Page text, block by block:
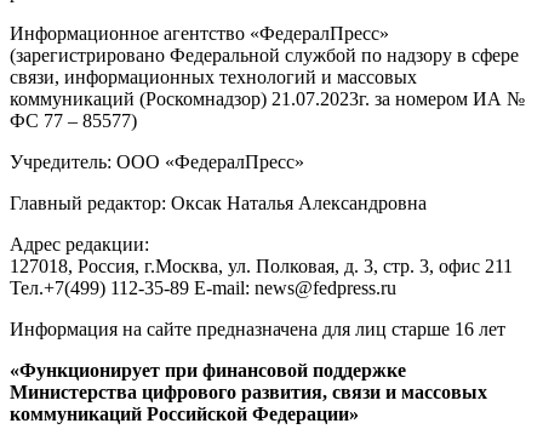
Информационное агентство «ФедералПресс»
(зарегистрировано Федеральной службой по надзору в сфере
связи, информационных технологий и массовых
коммуникаций (Роскомнадзор) 21.07.2023г. за номером ИА №
ФС 77 – 85577)
Учредитель: ООО «ФедералПресс»
Главный редактор: Оксак Наталья Александровна
Адрес редакции:
127018, Россия, г.Москва, ул. Полковая, д. 3, стр. 3, офис 211
Тел.+7(499) 112-35-89 E-mail: news@fedpress.ru
Информация на сайте предназначена для лиц старше 16 лет
«Функционирует при финансовой поддержке
Министерства цифрового развития, связи и массовых
коммуникаций Российской Федерации»